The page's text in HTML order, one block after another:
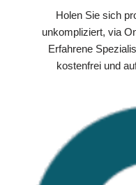
Holen Sie sich
unkompliziert, via
Erfahrene
kostenfrei und